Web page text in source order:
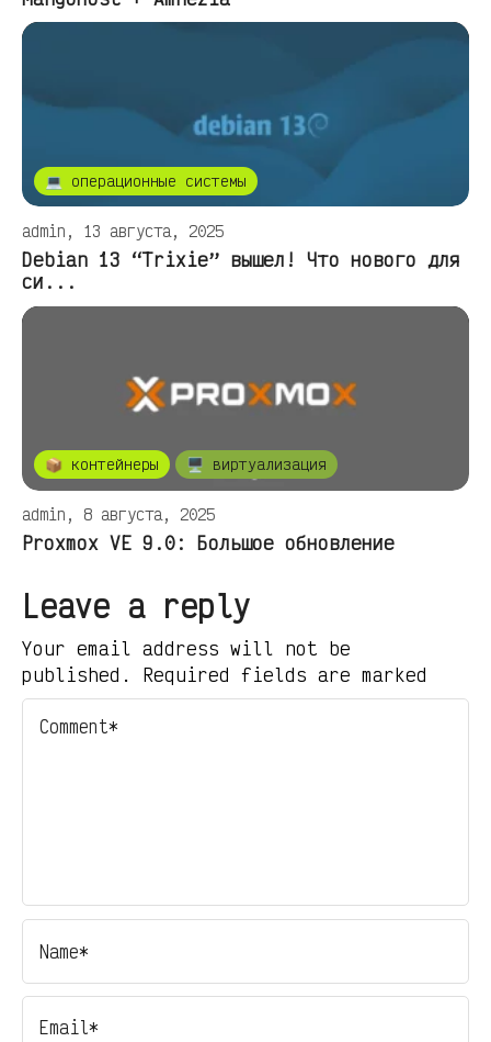
💻 операционные системы
admin, 13 августа, 2025
Debian 13 “Trixie” вышел! Что нового для
си...
📦 контейнеры 🖥️ виртуализация
admin, 8 августа, 2025
Proxmox VE 9.0: Большое обновление
Leave a reply
Your email address will not be
published. Required fields are marked